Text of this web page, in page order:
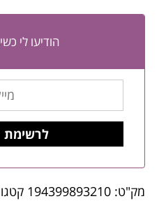
הודיעו לי
מק"ט: 194399893210